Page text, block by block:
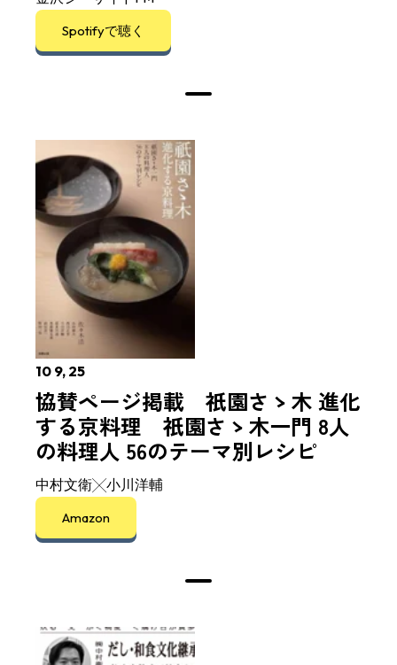
Spotifyで聴く
10 9, 25
協賛ページ掲載 祇園さゝ木 進化
する京料理 祇園さゝ木一門 8人
の料理人 56のテーマ別レシピ
中村文衛╳小川洋輔
Amazon